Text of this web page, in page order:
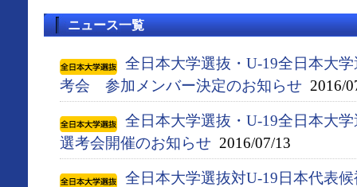
ニュース一覧
全日本大学選抜・U-19全日本大
考会 参加メンバー決定のお知らせ 2016/
全日本大学選抜・U-19全日本大
選考会開催のお知らせ 2016/07/13
全日本大学選抜対U-19日本代表